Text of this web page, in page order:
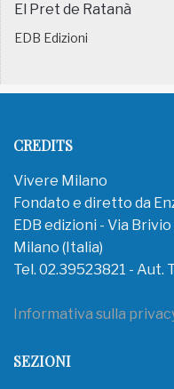
El Pret de Ratanà
EDB Edizioni
CREDITS
Vivere Milano
Fondato e diretto da
EDB edizioni - Via
Milano (Italia)
Tel. 02.39523821 - Aut.
Informativa sulla
SEZIONI